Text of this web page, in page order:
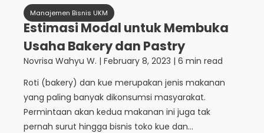
Manajemen Bisnis UKM
Estimasi Modal untuk Membuka
Usaha Bakery dan Pastry
Novrisa Wahyu W. | February 8, 2023 | 6 min read
Roti (bakery) dan kue merupakan jenis makanan
yang paling banyak dikonsumsi masyarakat.
Permintaan akan kedua makanan ini juga tak
pernah surut hingga bisnis toko kue dan...